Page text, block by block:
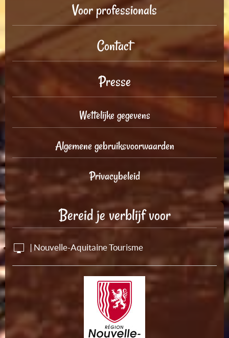
Voor professionals
Contact
Presse
Wettelijke gegevens
Algemene gebruiksvoorwaarden
Privacybeleid
Bereid je verblijf voor
| Nouvelle-Aquitaine Tourisme